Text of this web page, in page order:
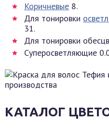
Коричневые 8.
Для тонировки
31.
Для тонировки
Суперосветляющие
КАТАЛОГ